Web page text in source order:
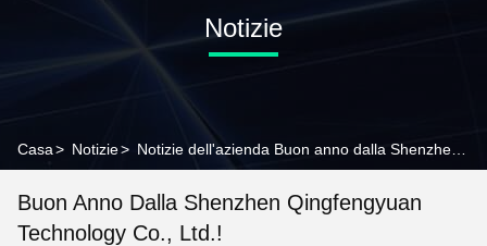
Notizie
Casa> Notizie>
Buon Anno Dalla Shenzhen Qingfengyuan
Technology Co., Ltd.!